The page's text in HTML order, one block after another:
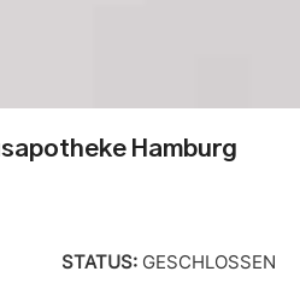
Hamburg
STATUS: GESCHLOSSEN